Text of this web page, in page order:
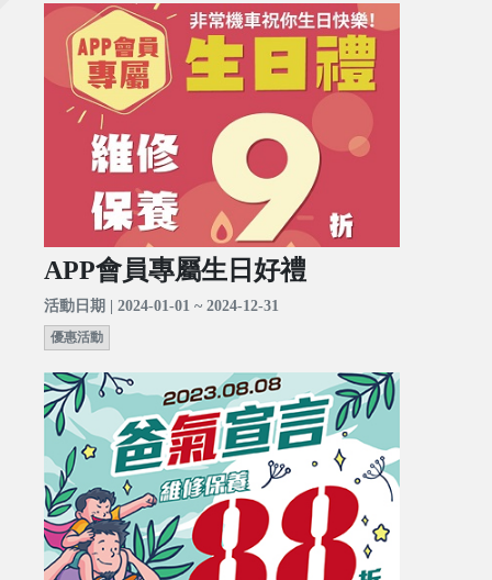
APP會員專屬生日好禮
活動日期 | 2024-01-01 ~ 2024-12-31
優惠活動